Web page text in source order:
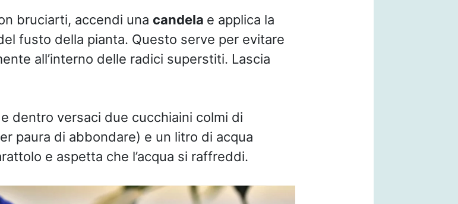
bruciarti, accendi una candela e applica la
fusto della pianta. Questo serve per evitare
all’interno delle radici superstiti. Lascia
dentro versaci due cucchiaini colmi di
paura di abbondare) e un litro di acqua
e aspetta che l’acqua si raffreddi.